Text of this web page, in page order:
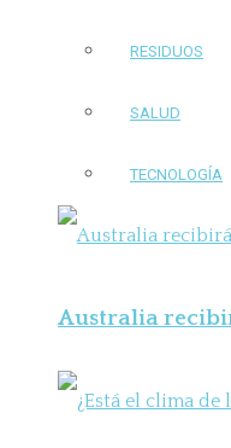
RESIDUOS
SALUD
TECNOLOGÍA
Australia